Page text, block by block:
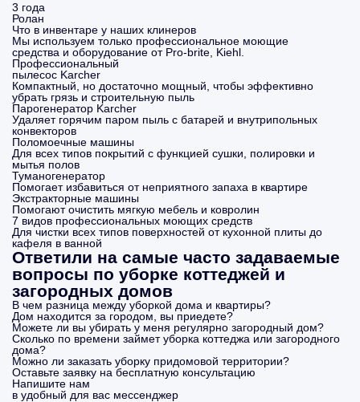
3 года
Ролан
Что в инвентаре у наших клинеров
Мы используем только профессиональное моющие
средства и оборудование от Pro-brite, Kiehl.
Профессиональный
пылесос Karcher
Компактный, но достаточно мощный, чтобы эффективно
убрать грязь и строительную пыль
Парогенератор Karcher
Удаляет горячим паром пыль с батарей и внутрипольных
конвекторов
Поломоечные машины
Для всех типов покрытий с функцией сушки, полировки и
мытья полов
Туманогенератор
Помогает избавиться от неприятного запаха в квартире
Экстракторные машины
Помогают очистить мягкую мебель и ковролин
7 видов профессиональных моющих средств
Для чистки всех типов поверхностей от кухонной плиты до
кафеля в ванной
Ответили на самые часто задаваемые
вопросы по уборке коттеджей и
загородных домов
В чем разница между уборкой дома и квартиры?
Дом находится за городом, вы приедете?
Можете ли вы убирать у меня регулярно загородный дом?
Сколько по времени займет уборка коттеджа или загородного
дома?
Можно ли заказать уборку придомовой территории?
Оставьте заявку на бесплатную консультацию
Напишите нам
в удобный для вас мессенджер